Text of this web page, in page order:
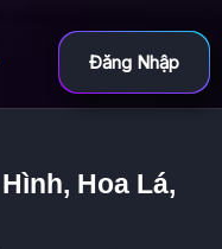
Đăng Nhập
Hoa Lá,